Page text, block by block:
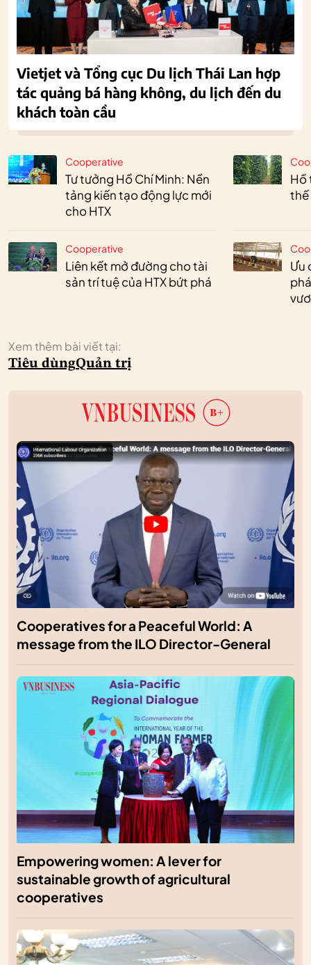
Cooperative
Tư tưởng Hồ Chí Minh: Nền
tảng kiến tạo động lực mới
cho HTX
Cooperative
Liên kết mở đường cho tài
sản trí tuệ của HTX bứt phá
Hồ
thế
Ưu
Xem thêm bài viết tại:
Tiêu dùngQuản trị
Vietjet và Tổng cục Du lịch Thái Lan hợp
tác quảng bá hàng không, du lịch đến du
khách toàn cầu
Cooperatives for a Peaceful World: A
message from the ILO Director-General
Empowering women: A lever for
sustainable growth of agricultural
cooperatives